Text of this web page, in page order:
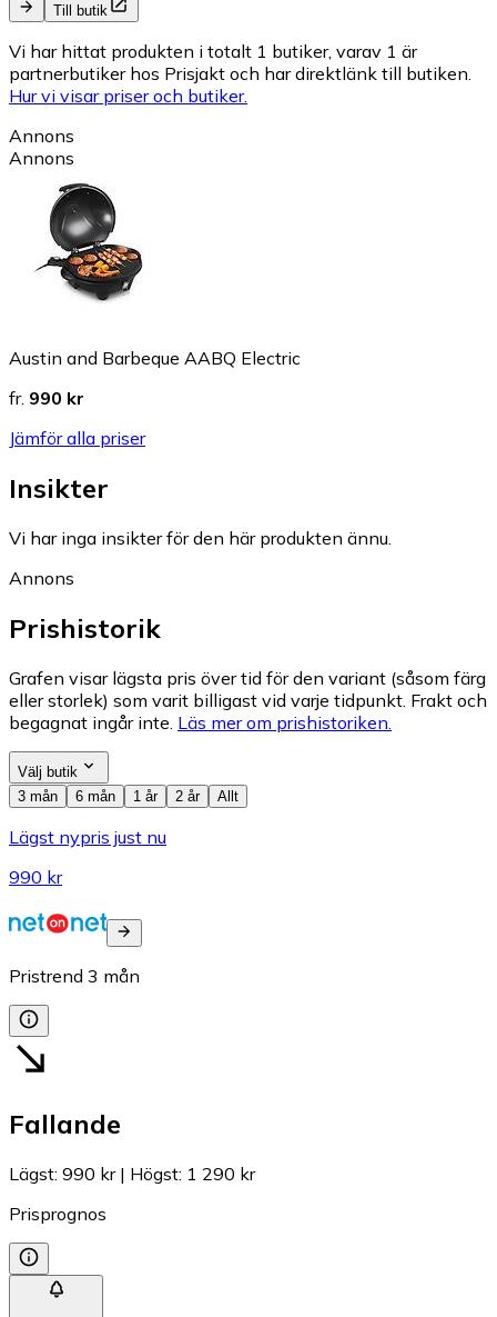
Till butik
Vi har hittat produkten i totalt 1 butiker, varav 1 är
partnerbutiker hos Prisjakt och har direktlänk till butiken.
Hur vi visar priser och butiker.
Annons
Annons
Austin and Barbeque AABQ Electric
fr. 990 kr
Jämför alla priser
Insikter
Vi har inga insikter för den här produkten ännu.
Annons
Prishistorik
Grafen visar lägsta pris över tid för den variant (såsom färg
eller storlek) som varit billigast vid varje tidpunkt. Frakt och
begagnat ingår inte. Läs mer om prishistoriken.
Välj butik
3 mån
6 mån 1 år 2 år Allt
Lägst nypris just nu
990 kr
Pristrend 3 mån
Fallande
Lägst: 990 kr| Högst: 1 290 kr
Prisprognos